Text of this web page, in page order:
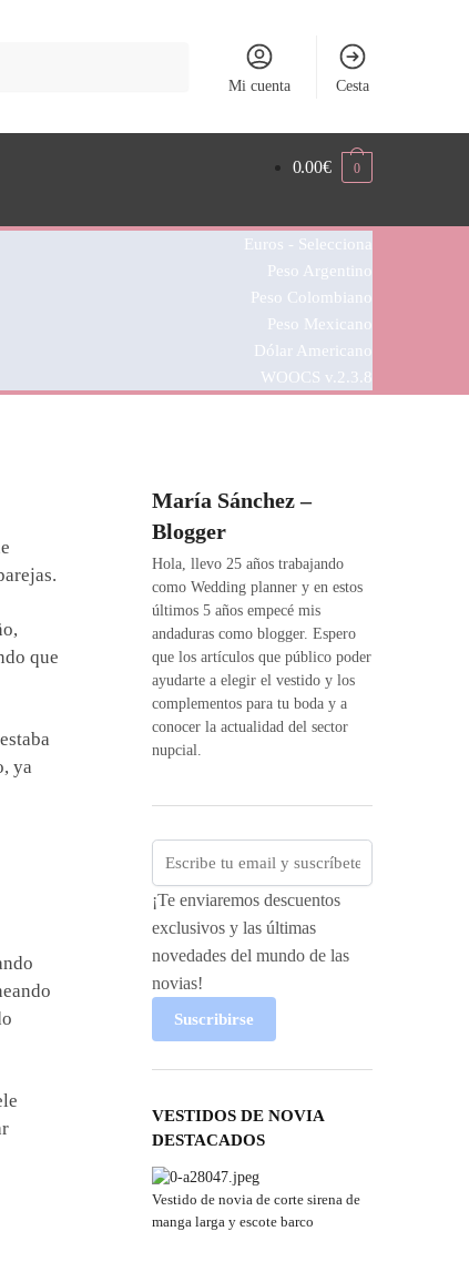
Mi cuenta Cesta
0.00€ 0
Euros - Selecciona
Peso Argentino
Peso Colombiano
Peso Mexicano
Dólar Americano
WOOCS v.2.3.8
que
ya
María Sánchez –
Blogger
Hola, llevo 25 años trabajando
como Wedding planner y en estos
últimos 5 años empecé mis
andaduras como blogger. Espero
que los artículos que público poder
ayudarte a elegir el vestido y los
complementos para tu boda y a
conocer la actualidad del sector
nupcial.
¡Te enviaremos descuentos
exclusivos y las últimas
novedades del mundo de las
novias!
Suscribirse
VESTIDOS DE NOVIA
DESTACADOS
Vestido de novia de corte sirena de
manga larga y escote barco